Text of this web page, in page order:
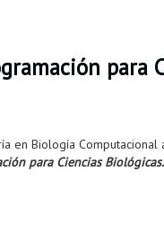
para
en Biología
para Ciencias Biológicas.